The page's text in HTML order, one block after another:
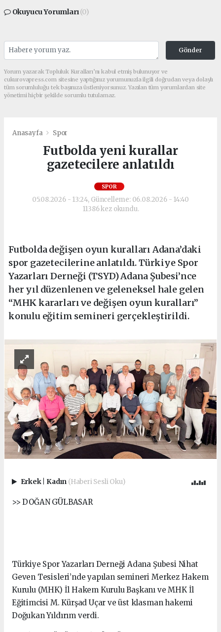
Okuyucu Yorumları(0)
Gönder
Yorum yazarak Topluluk Kuralları’nı kabul etmiş bulunuyor ve
cukurovapress.com sitesine yaptığınız yorumunuzla ilgili doğrudan veya dolaylı
tüm sorumluluğu tek başınıza üstleniyorsunuz. Yazılan tüm yorumlardan site
yönetimi hiçbir şekilde sorumlu tutulamaz.
Anasayfa Spor
Futbolda yeni kurallar
gazetecilere anlatıldı
SPOR
05.08.2026 - 13:24, Güncelleme: 06.08.2026 - 14:40
11386 kez okundu.
Futbolda değişen oyun kuralları Adana’daki
spor gazetecilerine anlatıldı. Türkiye Spor
Yazarları Derneği (TSYD) Adana Şubesi’nce
her yıl düzenlenen ve geleneksel hale gelen
“MHK kararları ve değişen oyun kuralları”
konulu eğitim semineri gerçekleştirildi.
Erkek Kadın (Haberi Sesli Oku)
>> DOĞAN GÜLBASAR
Türkiye Spor Yazarları Derneği Adana Şubesi Nihat
Geven Tesisleri’nde yapılan semineri Merkez Hakem
Kurulu (MHK) İl Hakem Kurulu Başkanı ve MHK İl
Eğitimcisi M. Kürşad Uçar ve üst klasman hakemi
Doğukan Yıldırım verdi.